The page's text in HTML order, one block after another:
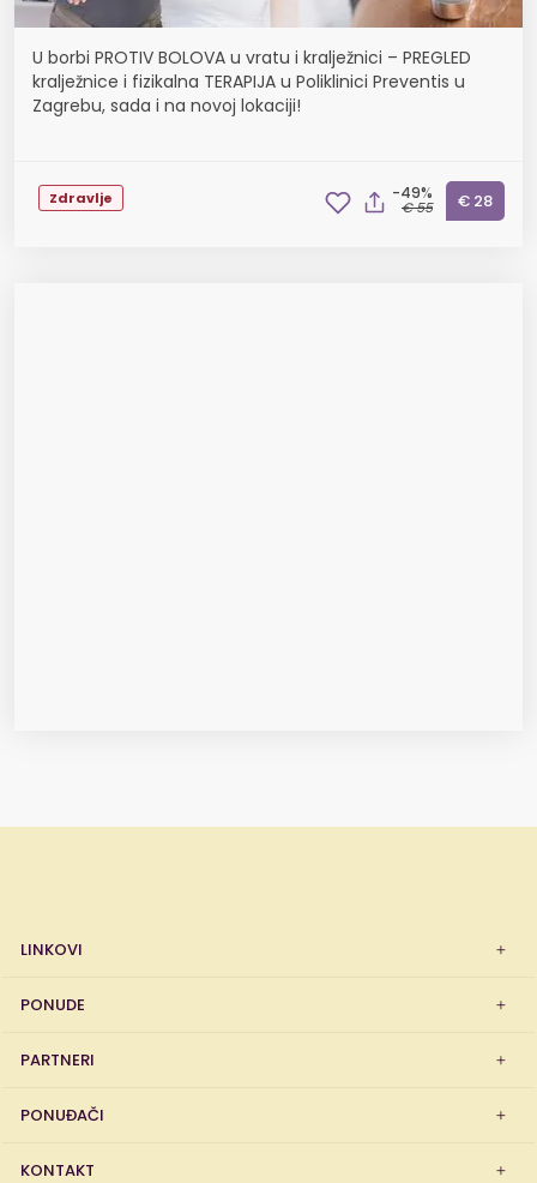
U borbi PROTIV BOLOVA u vratu i kralježnici – PREGLED
kralježnice i fizikalna TERAPIJA u Poliklinici Preventis u
Zagrebu, sada i na novoj lokaciji!
Zdravlje -49%
€ 55 € 28
LINKOVI
PONUDE
PARTNERI
PONUĐAČI
KONTAKT